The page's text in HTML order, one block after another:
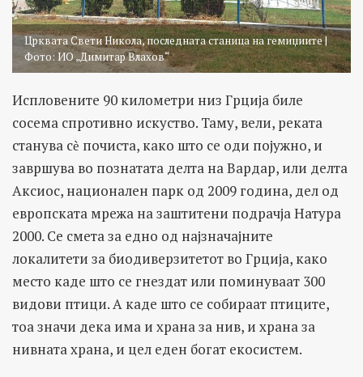
Црквата Свети Никола, последната станица на гемиџиите |
Фото: ИО „Димитар Влахов“
Испловените 90 километри низ Грција биле
сосема спротивно искуство. Таму, вели, реката
станува сѐ почиста, како што се оди појужно, и
завршува во познатата делта на Вардар, или делта
Аксиос, национален парк од 2009 година, дел од
европската мрежа на заштитени подрачја Натура
2000. Се смета за едно од најзначајните
локалитети за биодиверзитетот во Грција, како
место каде што се гнездат или поминуваат 300
видови птици. А каде што се собираат птиците,
тоа значи дека има и храна за нив, и храна за
нивната храна, и цел еден богат екосистем.